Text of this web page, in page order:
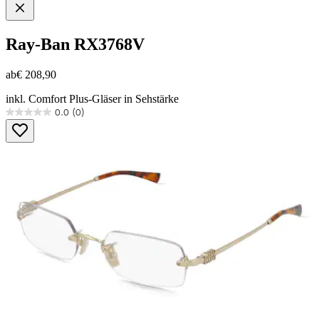
Ray-Ban RX3768V
ab€ 208,90
inkl. Comfort Plus-Gläser in Sehstärke
0.0 (0)
0.0
von
5